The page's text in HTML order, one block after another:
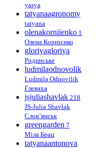
yasya
tatyanaagronomy
tatyana
olenakorniienko 1
Олена Корнієнко
gloriyagloriya
Родинське
ludmilaodnovolik
Ludmila Odnovilik
Глеваха
jsjuliashavlak 218
JS-Julia Shavlak
Слов’янськ
greengarden 7
Міла Брац
tatyanaantonova